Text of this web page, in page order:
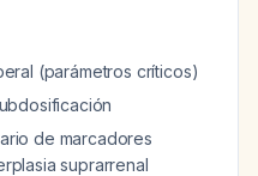
(parámetros críticos)
de marcadores
suprarrenal